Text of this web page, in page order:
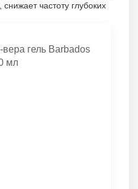
частоту глубоких
гель Barbados
мл